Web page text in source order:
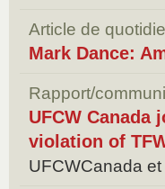
Article de
Mark Dance:
Rapport/
UFCW
violation of
UFCWCanada